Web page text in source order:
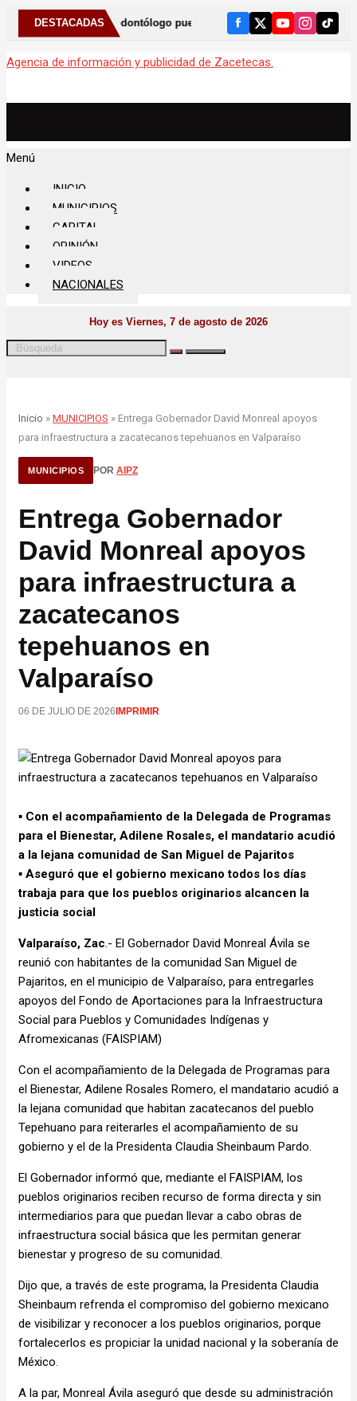
DESTACADAS
odontólogo puede ayudar a detectar el bruxismo ⚠️
Agencia de información y publicidad de Zacetecas.
Menú
INICIO
MUNICIPIOS
CAPITAL
OPINIÓN
VIDEOS
NACIONALES
Hoy es Viernes, 7 de agosto de 2026
Inicio » MUNICIPIOS » Entrega Gobernador David Monreal apoyos
para infraestructura a zacatecanos tepehuanos en Valparaíso
MUNICIPIOS POR AIPZ
Entrega Gobernador
David Monreal apoyos
para infraestructura a
zacatecanos
tepehuanos en
Valparaíso
06 DE JULIO DE 2026IMPRIMIR
▪️ Con el acompañamiento de la Delegada de Programas
para el Bienestar, Adilene Rosales, el mandatario acudió
a la lejana comunidad de San Miguel de Pajaritos
▪️ Aseguró que el gobierno mexicano todos los días
trabaja para que los pueblos originarios alcancen la
justicia social
Valparaíso, Zac.- El Gobernador David Monreal Ávila se
reunió con habitantes de la comunidad San Miguel de
Pajaritos, en el municipio de Valparaíso, para entregarles
apoyos del Fondo de Aportaciones para la Infraestructura
Social para Pueblos y Comunidades Indígenas y
Afromexicanas (FAISPIAM)
Con el acompañamiento de la Delegada de Programas para
el Bienestar, Adilene Rosales Romero, el mandatario acudió a
la lejana comunidad que habitan zacatecanos del pueblo
Tepehuano para reiterarles el acompañamiento de su
gobierno y el de la Presidenta Claudia Sheinbaum Pardo.
El Gobernador informó que, mediante el FAISPIAM, los
pueblos originarios reciben recurso de forma directa y sin
intermediarios para que puedan llevar a cabo obras de
infraestructura social básica que les permitan generar
bienestar y progreso de su comunidad.
Dijo que, a través de este programa, la Presidenta Claudia
Sheinbaum refrenda el compromiso del gobierno mexicano
de visibilizar y reconocer a los pueblos originarios, porque
fortalecerlos es propiciar la unidad nacional y la soberanía de
México.
A la par, Monreal Ávila aseguró que desde su administración